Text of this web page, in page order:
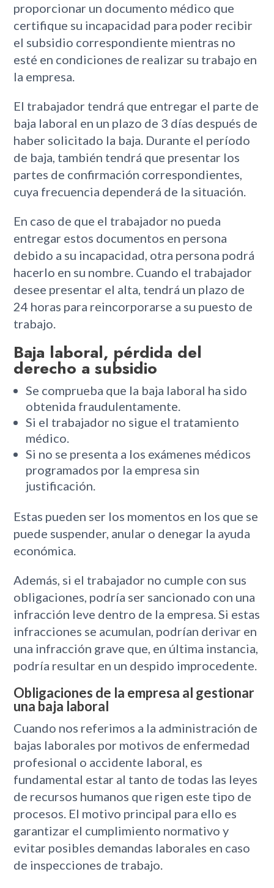
proporcionar un documento médico que
certifique su incapacidad para poder recibir
el subsidio correspondiente mientras no
esté en condiciones de realizar su trabajo en
la empresa.
El trabajador tendrá que entregar el parte de
baja laboral en un plazo de 3 días después de
haber solicitado la baja. Durante el período
de baja, también tendrá que presentar los
partes de confirmación correspondientes,
cuya frecuencia dependerá de la situación.
En caso de que el trabajador no pueda
entregar estos documentos en persona
debido a su incapacidad, otra persona podrá
hacerlo en su nombre. Cuando el trabajador
desee presentar el alta, tendrá un plazo de
24 horas para reincorporarse a su puesto de
trabajo.
Baja laboral, pérdida del
derecho a subsidio
Se comprueba que la baja laboral ha sido
obtenida fraudulentamente.
Si el trabajador no sigue el tratamiento
médico.
Si no se presenta a los exámenes médicos
programados por la empresa sin
justificación.
Estas pueden ser los momentos en los que se
puede suspender, anular o denegar la ayuda
económica.
Además, si el trabajador no cumple con sus
obligaciones, podría ser sancionado con una
infracción leve dentro de la empresa. Si estas
infracciones se acumulan, podrían derivar en
una infracción grave que, en última instancia,
podría resultar en un despido improcedente.
Obligaciones de la empresa al gestionar
una baja laboral
Cuando nos referimos a la administración de
bajas laborales por motivos de enfermedad
profesional o accidente laboral, es
fundamental estar al tanto de todas las leyes
de recursos humanos que rigen este tipo de
procesos. El motivo principal para ello es
garantizar el cumplimiento normativo y
evitar posibles demandas laborales en caso
de inspecciones de trabajo.